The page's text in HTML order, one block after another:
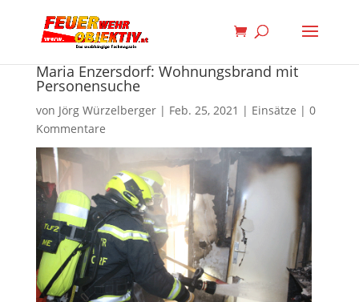
Maria Enzersdorf: Wohnungsbrand mit
Personensuche
von Jörg Würzelberger| Feb. 25, 2021 | Einsätze | 0
Kommentare